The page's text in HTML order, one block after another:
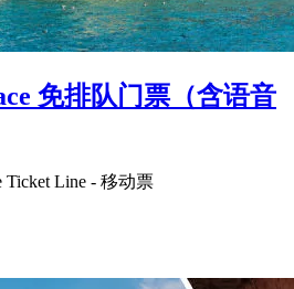
免排队门票（含语音
Ticket Line - 移动票